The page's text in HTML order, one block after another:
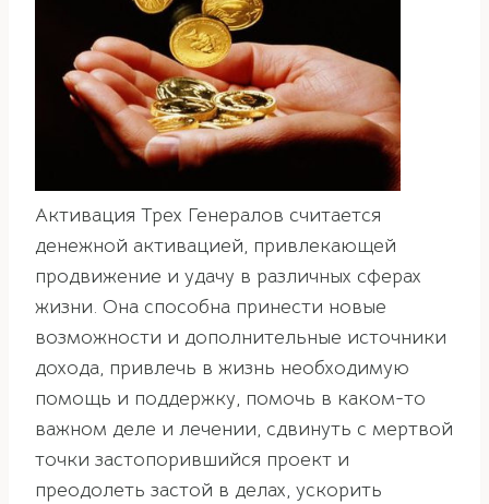
Активация Трех Генералов считается
денежной активацией, привлекающей
продвижение и удачу в различных сферах
жизни. Она способна принести новые
возможности и дополнительные источники
дохода, привлечь в жизнь необходимую
помощь и поддержку, помочь в каком-то
важном деле и лечении, сдвинуть с мертвой
точки застопорившийся проект и
преодолеть застой в делах, ускорить